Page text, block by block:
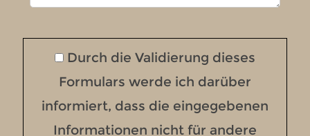
Durch die Validierung dieses
Formulars werde ich darüber
informiert, dass die eingegebenen
Informationen nicht für andere